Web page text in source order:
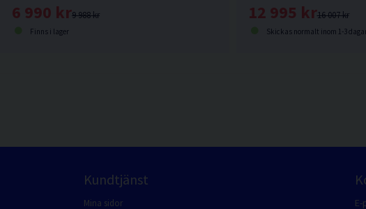
9 988 kr
6 990 kr
Finns i lager
16 007 kr
12 995 kr
Skickas normalt inom 1-3
Kundtjänst
Mina sidor